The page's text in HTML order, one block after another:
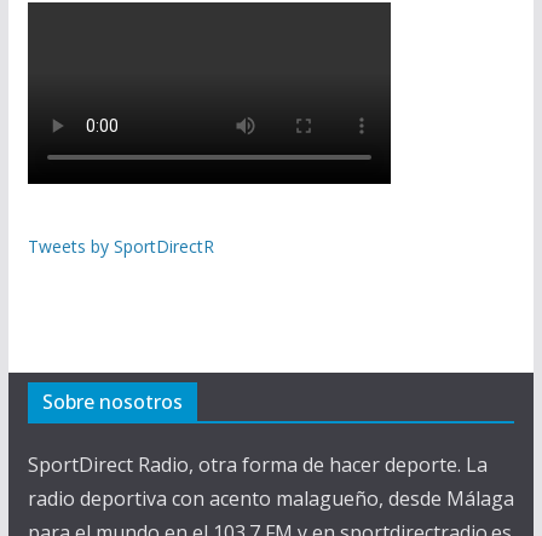
Tweets by SportDirectR
Sobre nosotros
SportDirect Radio, otra forma de hacer deporte. La
radio deportiva con acento malagueño, desde Málaga